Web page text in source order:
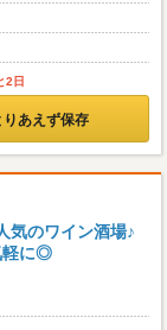
2日
りあえず保存
気のワイン酒場♪
軽に◎